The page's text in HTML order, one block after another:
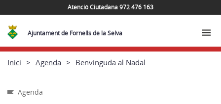
Atenció Ciutadana 972 476 163
Ajuntament de Fornells de la Selva
Inici Agenda Benvinguda al Nadal
Agenda